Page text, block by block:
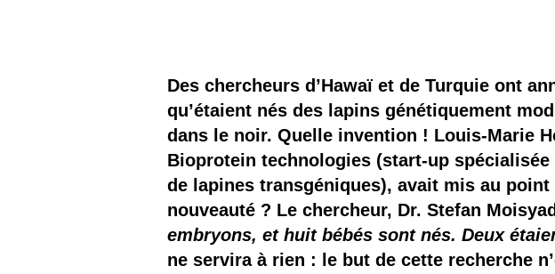
Il y a semence…. et
Quels sont les
Des chercheurs d’Hawaï et de Turquie ont
qu’étaient nés des lapins génétiquement
dans le noir. Quelle invention ! Louis-Marie
Bioprotein technologies (start-up
de lapines transgéniques), avait mis au
nouveauté ? Le chercheur, Dr. Stefan
embryons, et huit bébés sont nés. Deux
ne servira à rien : le but de cette recherche